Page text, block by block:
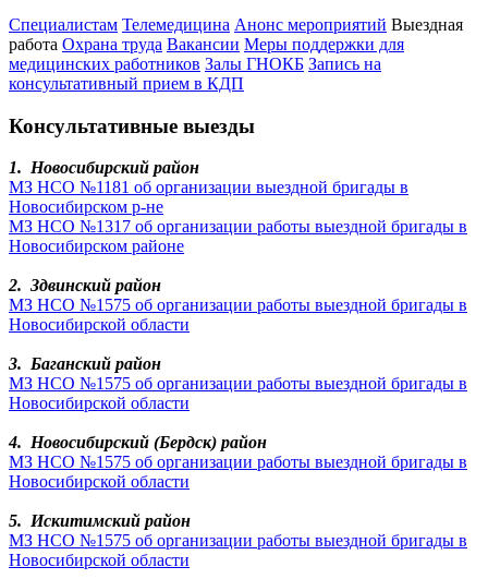
Специалистам Телемедицина Анонс мероприятий Выездная
работа Охрана труда Вакансии Меры поддержки для
медицинских работников Залы ГНОКБ Запись на
консультативный прием в КДП
Консультативные выезды
1. Новосибирский район
МЗ НСО №1181 об организации выездной бригады в
Новосибирском р-не
МЗ НСО №1317 об организации работы выездной бригады в
Новосибирском районе
2. Здвинский район
МЗ НСО №1575 об организации работы выездной бригады в
Новосибирской области
3. Баганский район
МЗ НСО №1575 об организации работы выездной бригады в
Новосибирской области
4. Новосибирский (Бердск) район
МЗ НСО №1575 об организации работы выездной бригады в
Новосибирской области
5. Искитимский район
МЗ НСО №1575 об организации работы выездной бригады в
Новосибирской области